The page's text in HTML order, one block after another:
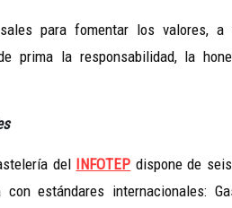
para fomentar los valores,
prima la responsabilidad, la
del INFOTEP dispone de
estándares internacionales: